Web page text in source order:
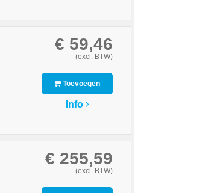
€ 59,46
(excl. BTW)
Toevoegen
Info
€ 255,59
(excl. BTW)